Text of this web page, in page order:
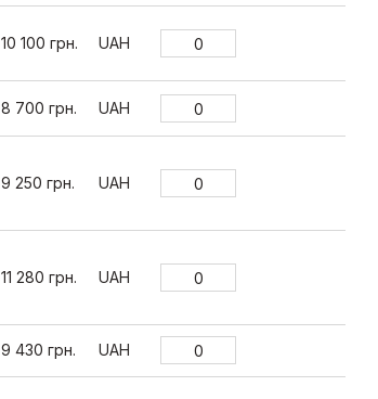
10 100 грн. UAH
8 700 грн. UAH
9 250 грн. UAH
11 280 грн. UAH
9 430 грн. UAH